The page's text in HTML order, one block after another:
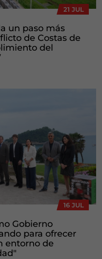
21 JUL
un paso más
de Costas de
del
16 JUL
Gobierno
para ofrecer
entorno de